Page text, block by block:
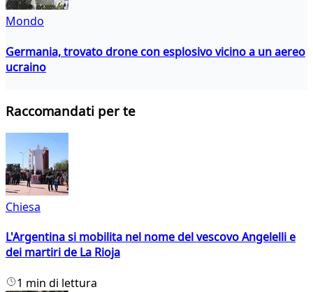
Mondo
Germania, trovato drone con esplosivo vicino a un aereo
ucraino
Raccomandati per te
Chiesa
L'Argentina si mobilita nel nome del vescovo Angelelli e
dei martiri de La Rioja
1 min di lettura